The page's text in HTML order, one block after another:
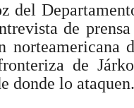
del
de
norteamericana
de
donde lo ataquen.